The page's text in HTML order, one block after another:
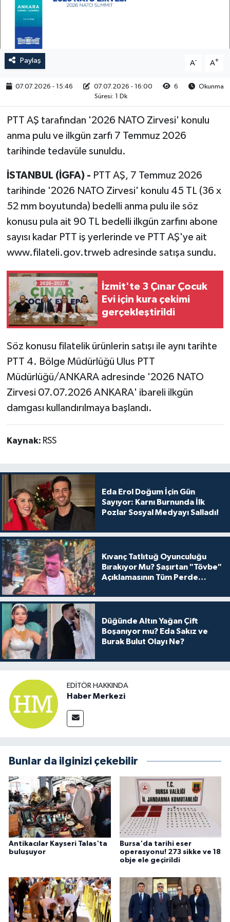
Paylaş A- A+
07.07.2026 - 15:46 07.07.2026 - 16:00 6
Okunma
Süresi: 1 Dk
PTT AŞ tarafından '2026 NATO Zirvesi' konulu
anma pulu ve ilkgün zarfı 7 Temmuz 2026
tarihinde tedavüle sunuldu.
İSTANBUL (İGFA) - PTT AŞ, 7 Temmuz 2026
tarihinde '2026 NATO Zirvesi' konulu 45 TL (36 x
52 mm boyutunda) bedelli anma pulu ile söz
konusu pula ait 90 TL bedelli ilkgün zarfını abone
sayısı kadar PTT iş yerlerinde ve PTT AŞ'ye ait
www.filateli.gov.trweb adresinde satışa sundu.
İzmit'te 3 Çınar Çocuk
Evi için kura çekimi
gerçekleştirildi
Söz konusu filatelik ürünlerin satışı ile aynı tarihte
PTT 4. Bölge Müdürlüğü Ulus PTT
Müdürlüğü/ANKARA adresinde '2026 NATO
Zirvesi 07.07.2026 ANKARA' ibareli ilkgün
damgası kullandırılmaya başlandı.
Kaynak: RSS
Eda Erol Doğum İçin Gün
Sayıyor: Karnı Burnunda İlk
Pozlar Sosyal Medyayı Salladı!
Kıvanç Tatlıtuğ Oyunculuğu
Bırakıyor Mu? Şaşırtan "Tövbe"
Açıklamasının Tüm Perde
Düğünde Altın Yağan Çift
Boşanıyor mu? Eda Sakız ve
Burak Bulut Olayı Ne?
EDITÖR HAKKINDA
Haber Merkezi
Bunlar da ilginizi çekebilir
Antikacılar Kayseri Talas'ta
buluşuyor
Bursa'da tarihi eser
operasyonu! 273 sikke ve 18
obje ele geçirildi
RESMİ İLAN